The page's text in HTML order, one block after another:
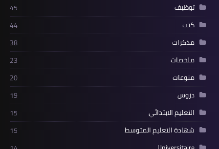
توظيف
45
كتب
44
مذكرات
38
ملخصات
23
منوعات
20
دروس
19
التعليم الابتدائي
15
شهادة التعليم المتوسط
15